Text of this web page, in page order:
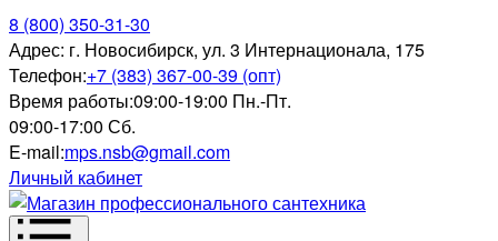
8 (800) 350-31-30
Адрес: г. Новосибирск, ул. 3 Интернационала, 175
Телефон:+7 (383) 367-00-39 (опт)
Время работы:09:00-19:00 Пн.-Пт.
09:00-17:00 Сб.
E-mail:mps.nsb@gmail.com
Личный кабинет